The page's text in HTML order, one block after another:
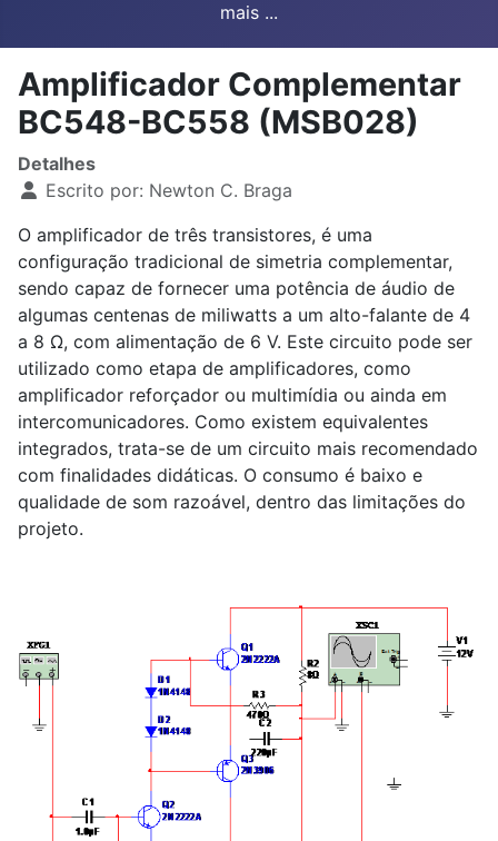
mais ...
Amplificador Complementar
BC548-BC558 (MSB028)
Detalhes
Escrito por: Newton C. Braga
O amplificador de três transistores, é uma
configuração tradicional de simetria complementar,
sendo capaz de fornecer uma potência de áudio de
algumas centenas de miliwatts a um alto-falante de 4
a 8 Ω, com alimentação de 6 V. Este circuito pode ser
utilizado como etapa de amplificadores, como
amplificador reforçador ou multimídia ou ainda em
intercomunicadores. Como existem equivalentes
integrados, trata-se de um circuito mais recomendado
com finalidades didáticas. O consumo é baixo e
qualidade de som razoável, dentro das limitações do
projeto.